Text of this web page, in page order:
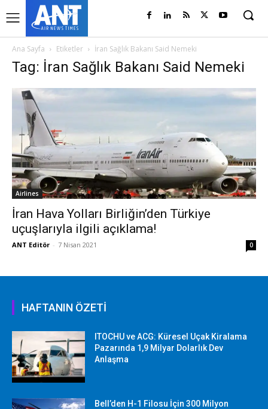
Ana Sayfa Etiketler İran Sağlık Bakanı Said Nemeki
Tag: İran Sağlık Bakanı Said Nemeki
Airlines
İran Hava Yolları Birliğin’den Türkiye
uçuşlarıyla ilgili açıklama!
ANT Editör - 7 Nisan 2021 0
HAFTANIN ÖZETİ
ITOCHU ve ACG: Küresel Uçak Kiralama
Pazarında 1,9 Milyar Dolarlık Dev
Anlaşma
Bell’den H-1 Filosu İçin 300 Milyon